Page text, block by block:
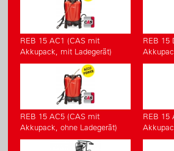
REB 15 AC1 (CAS mit
Akkupack, mit Ladegerät)
REB 15
REB 15 AC5 (CAS mit
Akkupack, ohne Ladegerät)
REB 15